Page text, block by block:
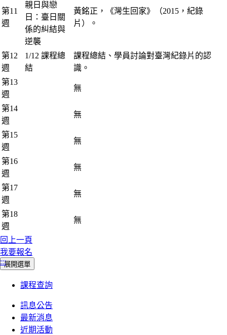
第11
週
親日與戀
日：臺日關
係的糾結與
逆襲
黃銘正，《灣生回家》（2015，紀錄
片）。
第12
週
1/12 課程總
結
課程總結、學員討論對臺灣紀錄片的認
識。
第13
週
無
第14
週
無
第15
週
無
第16
週
無
第17
週
無
第18
週
無
回上一頁
我要報名
:::展開選單
課程查詢
訊息公告
最新消息
近期活動